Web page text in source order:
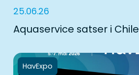
25.06.26
Aquaservice satser i Chile
HavExpo